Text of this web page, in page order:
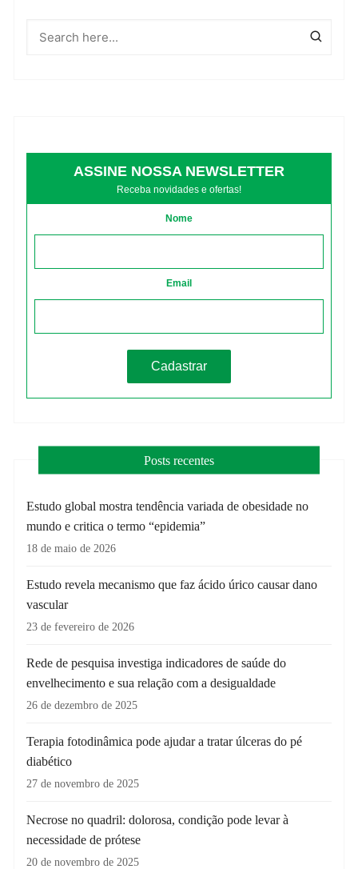
ASSINE NOSSA NEWSLETTER
Receba novidades e ofertas!
Nome
Email
Posts recentes
Estudo global mostra tendência variada de obesidade no
mundo e critica o termo “epidemia”
18 de maio de 2026
Estudo revela mecanismo que faz ácido úrico causar dano
vascular
23 de fevereiro de 2026
Rede de pesquisa investiga indicadores de saúde do
envelhecimento e sua relação com a desigualdade
26 de dezembro de 2025
Terapia fotodinâmica pode ajudar a tratar úlceras do pé
diabético
27 de novembro de 2025
Necrose no quadril: dolorosa, condição pode levar à
necessidade de prótese
20 de novembro de 2025